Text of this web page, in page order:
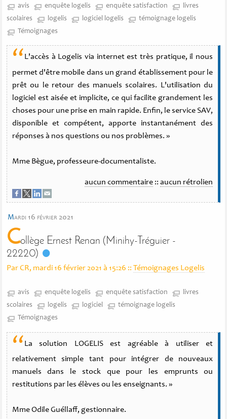
avis enquête logelis enquête satisfaction
livres
scolaires
logelis logiciel logelis
témoignage logelis
Témoignages
“ L'accès à Logelis via internet est très pratique, il nous
permet d'être mobile dans un grand établissement pour le
prêt ou le retour des manuels scolaires. L'utilisation du
logiciel est aisée et implicite, ce qui facilite grandement les
choses pour une prise en main rapide. Enfin, le service SAV,
disponible et compétent, apporte instantanément des
réponses à nos questions ou nos problèmes. »
Mme Bègue, professeure-documentaliste.
aucun commentaire :: aucun rétrolien
mardi 16 février 2021
Collège Ernest Renan (Minihy-Tréguier -
22220)
Par CR, mardi 16 février 2021 à 15:26 :: Témoignages Logelis
avis enquête logelis enquête satisfaction
livres
scolaires
logelis logiciel
témoignage logelis
Témoignages
“ La solution LOGELIS est agréable à utiliser et
relativement simple tant pour intégrer de nouveaux
manuels dans le stock que pour les emprunts ou
restitutions par les élèves ou les enseignants. »
Mme Odile Guéllaff, gestionnaire.